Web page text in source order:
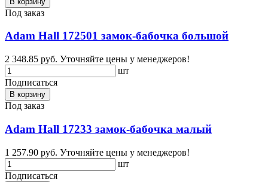
Под заказ
Adam Hall 172501 замок-бабочка большой
2 348.85 руб. Уточняйте цены у менеджеров!
шт
Подписаться
В корзину
Под заказ
Adam Hall 17233 замок-бабочка малый
1 257.90 руб. Уточняйте цены у менеджеров!
шт
Подписаться